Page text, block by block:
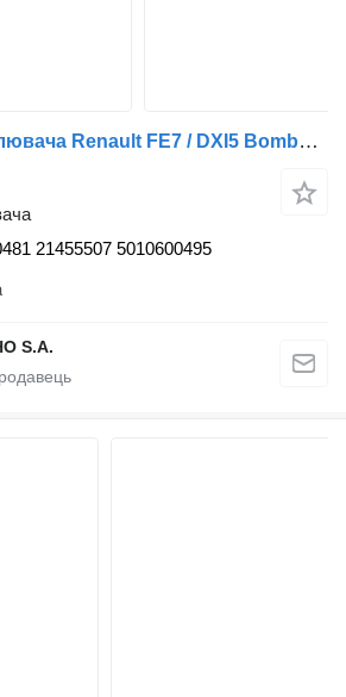
Насос гідропідсилювача Renault FE7 / DXI5 Bomba de Direção Midlum;Premium II 7685955289 до вантажівки Renault
21455507 5010600495
S.A.